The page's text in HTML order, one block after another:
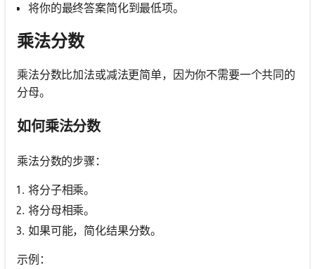
将你的最终答案简化到最低项。
乘法分数
乘法分数比加法或减法更简单，因为你不需要一个共同的
分母。
如何乘法分数
乘法分数的步骤：
将分子相乘。
将分母相乘。
如果可能，简化结果分数。
示例：